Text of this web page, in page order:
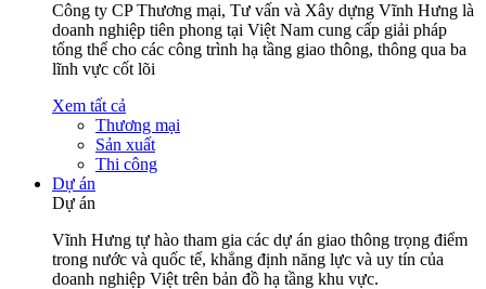
Công ty CP Thương mại, Tư vấn và Xây dựng Vĩnh Hưng là
doanh nghiệp tiên phong tại Việt Nam cung cấp giải pháp
tổng thể cho các công trình hạ tầng giao thông, thông qua ba
lĩnh vực cốt lõi
Xem tất cả
Thương mại
Sản xuất
Thi công
Dự án
Dự án
Vĩnh Hưng tự hào tham gia các dự án giao thông trọng điểm
trong nước và quốc tế, khẳng định năng lực và uy tín của
doanh nghiệp Việt trên bản đồ hạ tầng khu vực.